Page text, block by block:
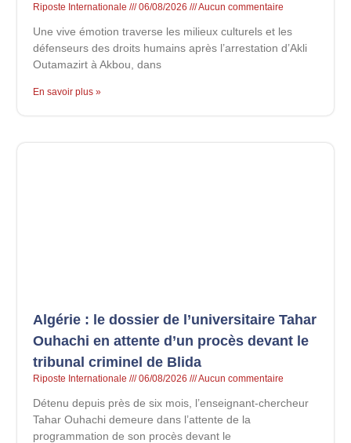
Riposte Internationale 06/08/2026 Aucun commentaire
Une vive émotion traverse les milieux culturels et les
défenseurs des droits humains après l’arrestation d’Akli
Outamazirt à Akbou, dans
En savoir plus »
Algérie : le dossier de l’universitaire Tahar
Ouhachi en attente d’un procès devant le
tribunal criminel de Blida
Riposte Internationale 06/08/2026 Aucun commentaire
Détenu depuis près de six mois, l’enseignant-chercheur
Tahar Ouhachi demeure dans l’attente de la
programmation de son procès devant le